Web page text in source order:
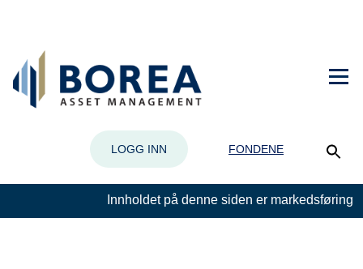
LOGG INN FONDENE
Innholdet på denne siden er markedsføring